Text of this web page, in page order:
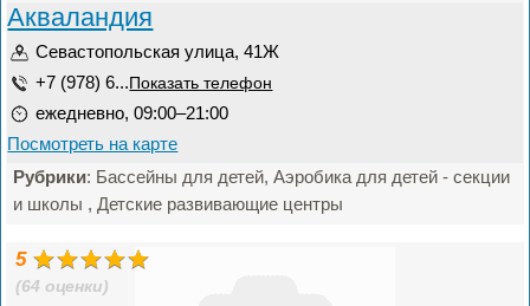
Акваландия
Севастопольская улица, 41Ж
+7 (978) 6... Показать телефон
ежедневно, 09:00–21:00
Посмотреть на карте
Рубрики: Бассейны для детей, Аэробика для детей - секции
и школы , Детские развивающие центры
5
(64 оценки)